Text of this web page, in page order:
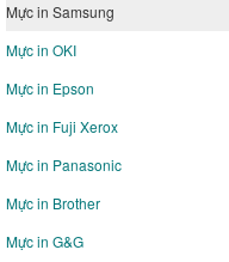
Mực in Samsung
Mực in OKI
Mực in Epson
Mực in Fuji Xerox
Mực in Panasonic
Mực in Brother
Mực in G&G